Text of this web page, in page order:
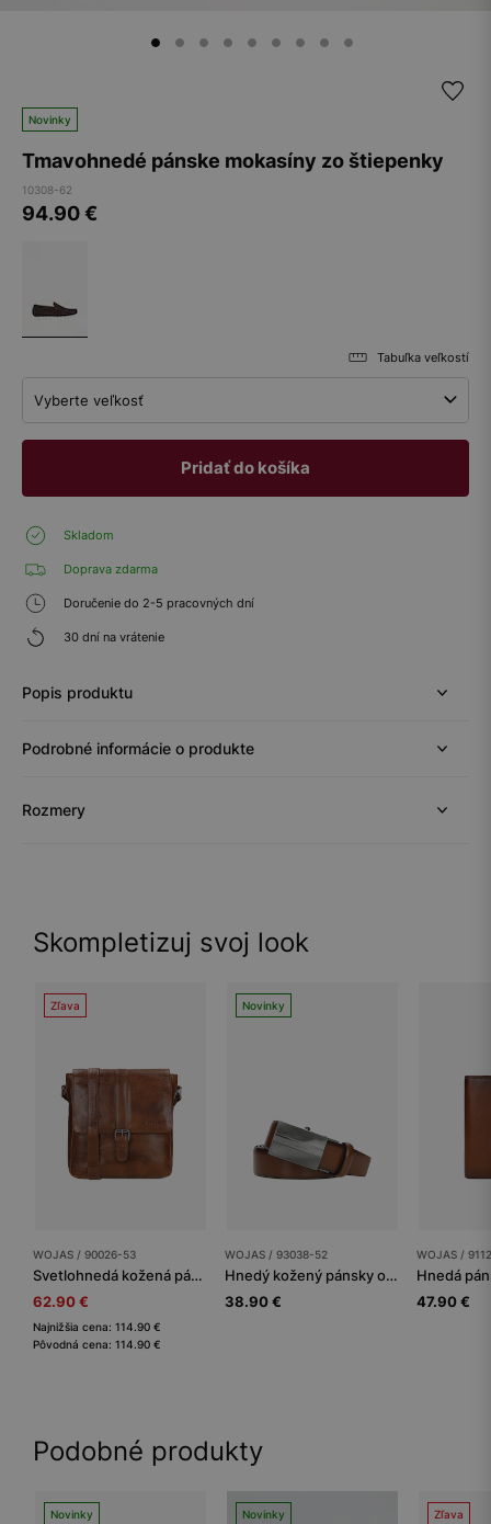
Novinky
Tmavohnedé pánske mokasíny zo štiepenky
10308-62
94.90€
Tabuľka veľkostí
Vyberte veľkosť
Pridať do košíka
Skladom
Doprava zdarma
Doručenie do 2-5 pracovných dní
30 dní na vrátenie
Popis produktu
Podrobné informácie o produkte
Rozmery
Skompletizuj svoj look
Zľava
WOJAS / 90026-53
Svetlohnedá kožená pánska taška listonoška
62.90 €
Najnižšia cena: 114.90 €
Pôvodná cena: 114.90 €
Novinky
WOJAS / 93038-52
Hnedý kožený pánsky opasok s plnou prackou
38.90 €
WOJAS /
47.90 €
Podobné produkty
Novinky Novinky Zľava